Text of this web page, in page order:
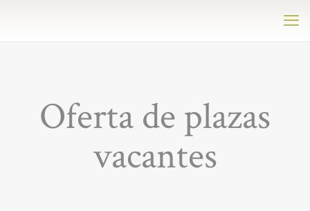
Oferta de plazas
vacantes